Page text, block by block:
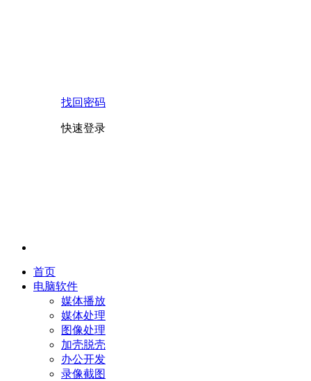
找回密码
快速登录
首页
电脑软件
媒体播放
媒体处理
图像处理
加壳脱壳
办公开发
录像截图